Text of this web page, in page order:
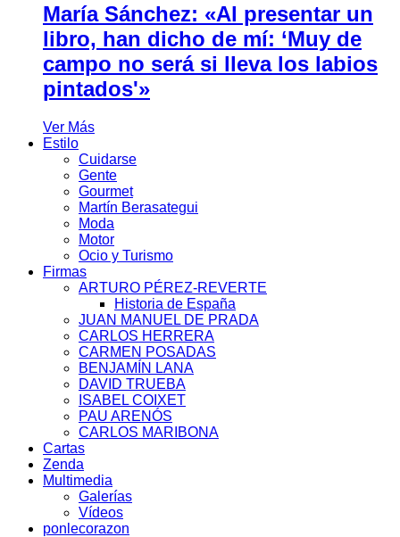
María Sánchez: «Al presentar un
libro, han dicho de mí: ‘Muy de
campo no será si lleva los labios
pintados'»
Ver Más
Estilo
Cuidarse
Gente
Gourmet
Martín Berasategui
Moda
Motor
Ocio y Turismo
Firmas
ARTURO PÉREZ-REVERTE
Historia de España
JUAN MANUEL DE PRADA
CARLOS HERRERA
CARMEN POSADAS
BENJAMÍN LANA
DAVID TRUEBA
ISABEL COIXET
PAU ARENÓS
CARLOS MARIBONA
Cartas
Zenda
Multimedia
Galerías
Vídeos
ponlecorazon